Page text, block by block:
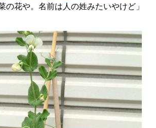
の花や。名前は人の姓みたいやけど」